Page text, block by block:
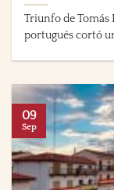
Triunfo de Tomás
portugués cortó
09
Sep